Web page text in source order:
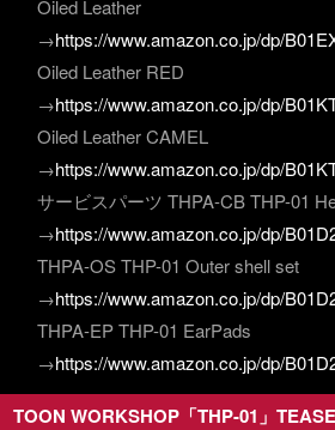
Oiled Leather
→https://www.amazon.co.jp/dp/
Oiled Leather RED
→https://www.amazon.co.jp/dp/
Oiled Leather CAMEL
→https://www.amazon.co.jp/dp/
サービスパーツ THPA-CB THP-01
→https://www.amazon.co.jp/dp/
THPA-OS THP-01 Outer shell set
→https://www.amazon.co.jp/dp/
THPA-EP THP-01 EarPads
→https://www.amazon.co.jp/dp/
TOON WORKSHOP「THP-01」